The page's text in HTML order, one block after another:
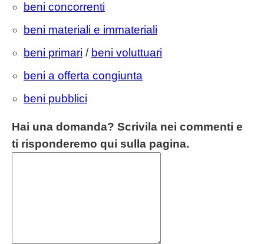
beni concorrenti
beni materiali e immateriali
beni primari / beni voluttuari
beni a offerta congiunta
beni pubblici
Hai una domanda? Scrivila nei commenti e
ti risponderemo qui sulla pagina.